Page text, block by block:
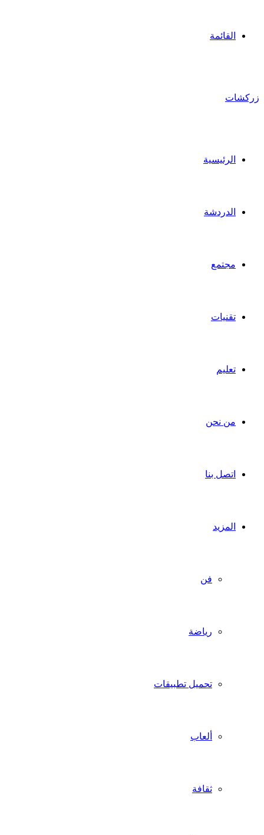
القائمة
زركشات
الرئيسية
الدردشة
مجتمع
تقنيات
تعليم
من نحن
اتصل بنا
المزيد
فن
رياضة
تحميل تطبيقات
ألعاب
ثقافة